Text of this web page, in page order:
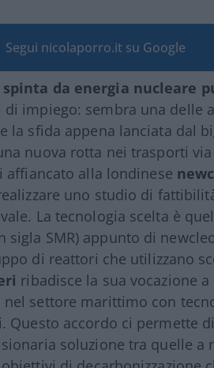
Segui nicolaporro.it su Google
spinta da energia nucleare
di impiego: sembra una delle
la sfida appena lanciata dal
nuova rotta nei trasporti
affiancato alla londinese
uno studio di
La tecnologia scelta è
sigla SMR) appunto di
di reattori che utilizzano
ribadisce la sua vocazione
nel settore marittimo con
Questo accordo ci permette
soluzione tra quelle a